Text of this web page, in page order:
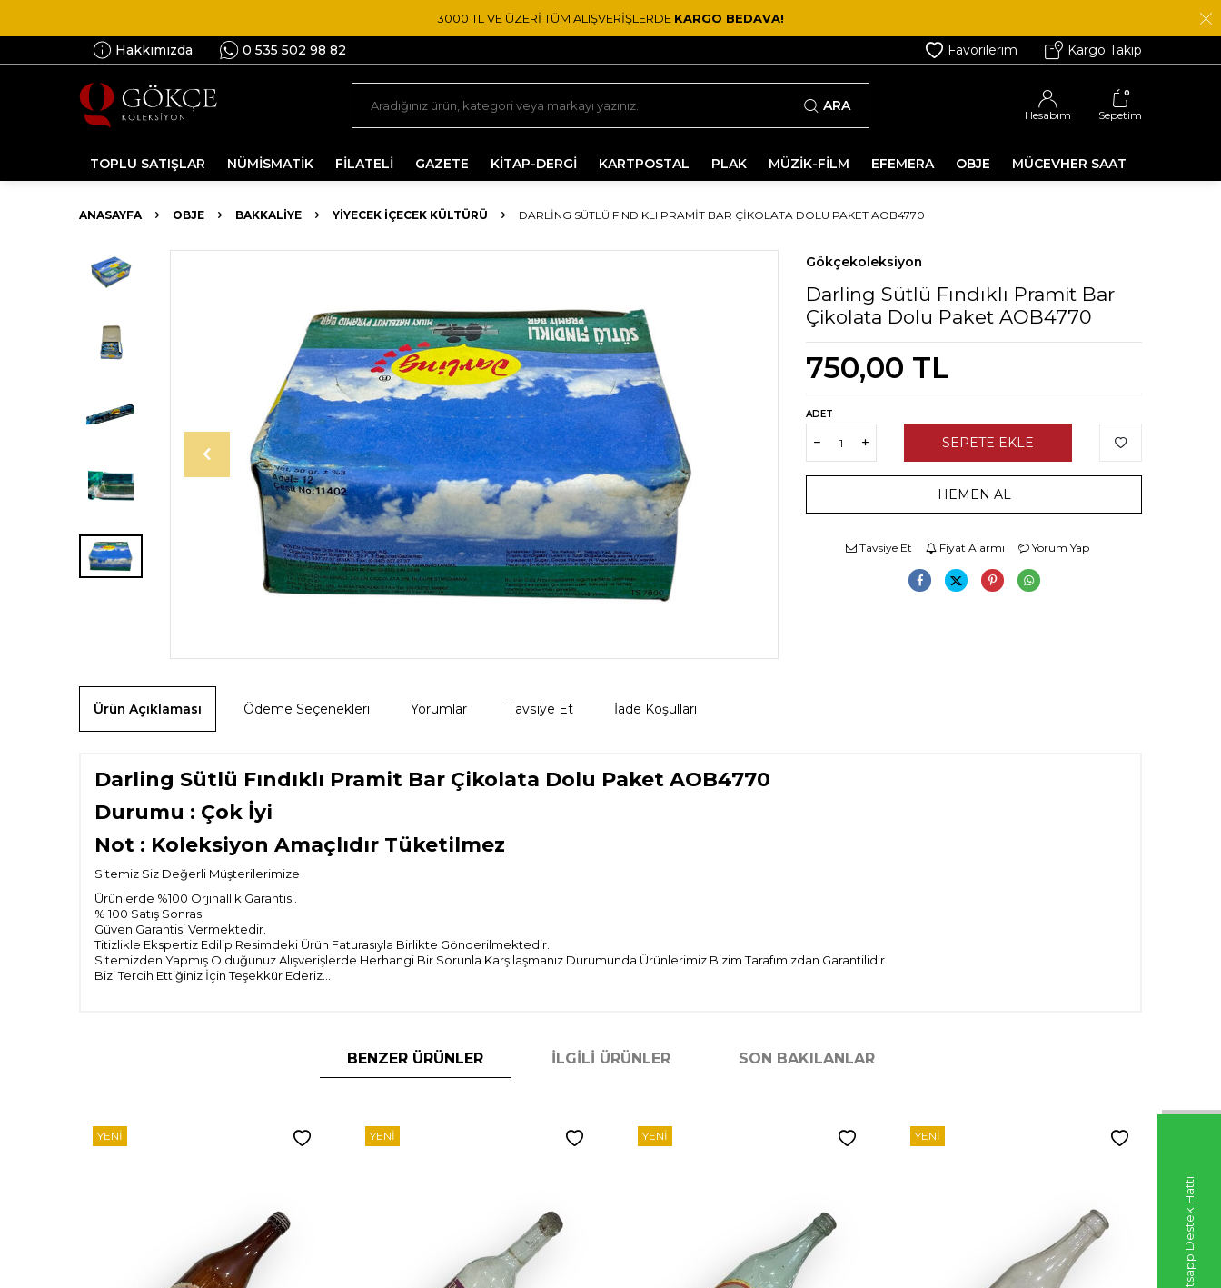
Whatsapp Destek Hattı
3000 TL VE ÜZERİ TÜM ALIŞVERİŞLERDE KARGO BEDAVA!
Hakkımızda 0 535 502 98 82 Favorilerim Kargo Takip
ARA
Hesabım
0
Sepetim
TOPLU SATIŞLAR NÜMİSMATİK FİLATELİ GAZETE KİTAP-DERGİ KARTPOSTAL PLAK MÜZİK-FİLM EFEMERA OBJE MÜCEVHER SAAT
ANASAYFA OBJE BAKKALIYE YIYECEK İÇECEK KÜLTÜRÜ DARLING SÜTLÜ FINDIKLI PRAMIT BAR ÇIKOLATA DOLU PAKET AOB4770
Gökçekoleksiyon
Darling Sütlü Fındıklı Pramit Bar
Çikolata Dolu Paket AOB4770
750,00 TL
ADET
SEPETE EKLE
HEMEN AL
Tavsiye Et Fiyat Alarmı Yorum Yap
Ürün Açıklaması Ödeme Seçenekleri Yorumlar Tavsiye Et İade Koşulları
Darling Sütlü Fındıklı Pramit Bar Çikolata Dolu Paket AOB4770
Durumu : Çok İyi
Not : Koleksiyon Amaçlıdır Tüketilmez
Sitemiz Siz Değerli Müşterilerimize
Ürünlerde %100 Orjinallık Garantisi.
% 100 Satış Sonrası
Güven Garantisi Vermektedir.
Titizlikle Ekspertiz Edilip Resimdeki Ürün Faturasıyla Birlikte Gönderilmektedir.
Sitemizden Yapmış Olduğunuz Alışverişlerde Herhangi Bir Sorunla Karşılaşmanız Durumunda Ürünlerimiz Bizim Tarafımızdan Garantilidir.
Bizi Tercih Ettiğiniz İçin Teşekkür Ederiz...
BENZER ÜRÜNLER İLGILI ÜRÜNLER SON BAKILANLAR
YENI YENI YENI YENI